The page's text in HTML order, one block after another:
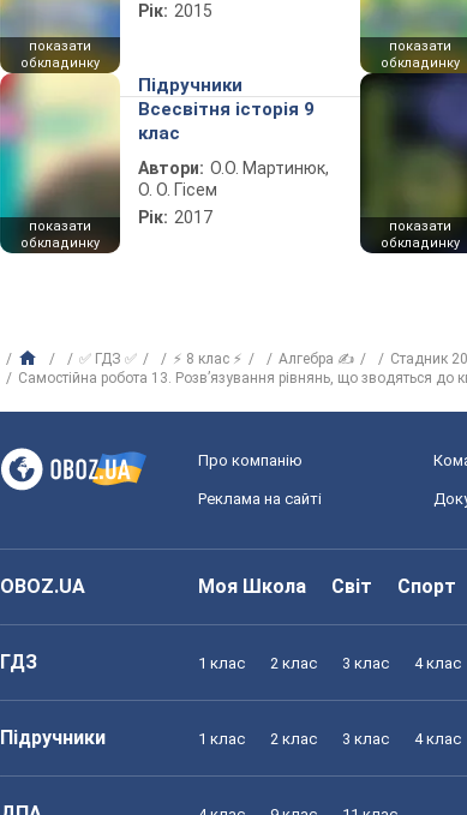
показати
обкладинку
Рік: 2015
показати
обкладинку
показати
обкладинку
Підручники
Всесвітня історія 9
клас
Автори: О.О. Мартинюк,
О. О. Гісем
Рік: 2017
показати
обкладинку
✅ ГДЗ ✅ ⚡ 8 клас ⚡ Алгебра ✍ Стадник
Самостійна робота 13. Розв’язування рівнянь, що зводяться до
Про компанію
Реклама на сайті
OBOZ.UA Моя Школа Світ Спорт
ГДЗ 1 клас 2 клас 3 клас 4 клас
Підручники 1 клас 2 клас 3 клас 4 клас